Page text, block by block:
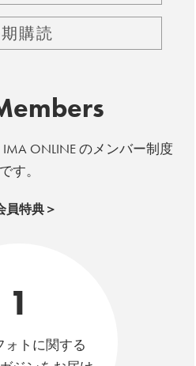
購読
IMA ONLINE のメンバー制度
です。
員特典＞
1
ォトに関する